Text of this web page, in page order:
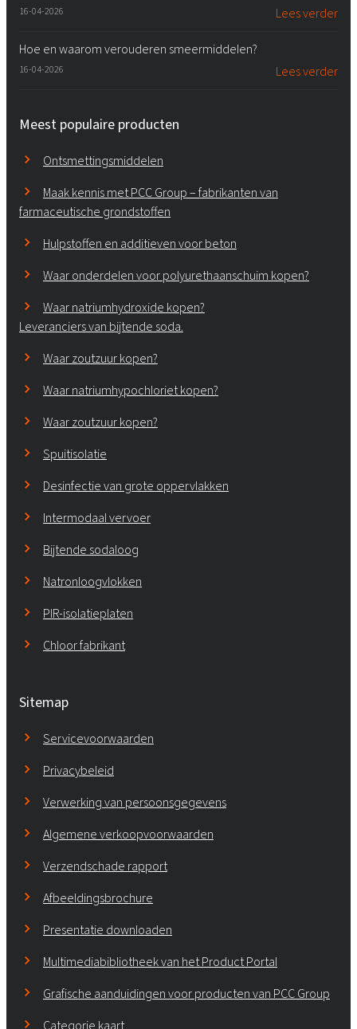
16-04-2026 Lees verder
Hoe en waarom verouderen smeermiddelen?
16-04-2026 Lees verder
Meest populaire producten
Ontsmettingsmiddelen
Maak kennis met PCC Group – fabrikanten van
farmaceutische grondstoffen
Hulpstoffen en additieven voor beton
Waar onderdelen voor polyurethaanschuim kopen?
Waar natriumhydroxide kopen?
Leveranciers van bijtende soda.
Waar zoutzuur kopen?
Waar natriumhypochloriet kopen?
Waar zoutzuur kopen?
Spuitisolatie
Desinfectie van grote oppervlakken
Intermodaal vervoer
Bijtende sodaloog
Natronloogvlokken
PIR-isolatieplaten
Chloor fabrikant
Sitemap
Servicevoorwaarden
Privacybeleid
Verwerking van persoonsgegevens
Algemene verkoopvoorwaarden
Verzendschade rapport
Afbeeldingsbrochure
Presentatie downloaden
Multimediabibliotheek van het Product Portal
Grafische aanduidingen voor producten van PCC Group
Categorie kaart